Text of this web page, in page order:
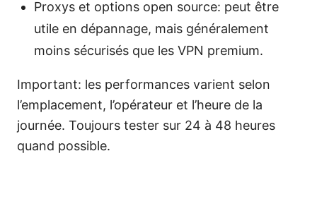
Proxys et options open source: peut être
utile en dépannage, mais généralement
moins sécurisés que les VPN premium.
Important: les performances varient selon
l’emplacement, l’opérateur et l’heure de la
journée. Toujours tester sur 24 à 48 heures
quand possible.